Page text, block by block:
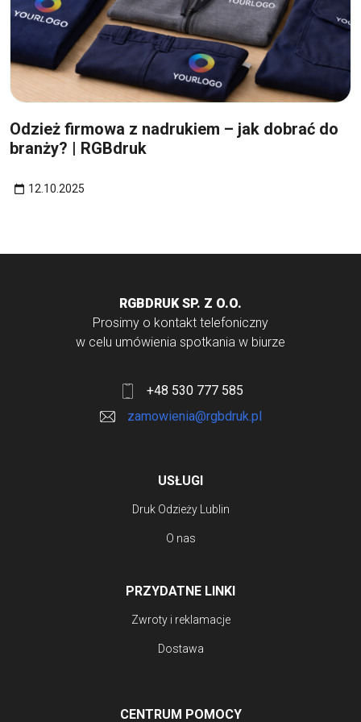
Odzież firmowa z nadrukiem – jak dobrać do
branży? | RGBdruk
12.10.2025
RGBDRUK SP. Z O.O.
Prosimy o kontakt telefoniczny
w celu umówienia spotkania w biurze
+48 530 777 585
zamowienia@rgbdruk.pl
USŁUGI
Druk Odzieży Lublin
O nas
PRZYDATNE LINKI
Zwroty i reklamacje
Dostawa
CENTRUM POMOCY